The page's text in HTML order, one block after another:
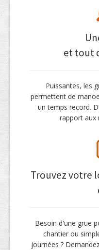
et tout
Puissantes, les
permettent de
un temps record.
rapport aux
Trouvez votre
Besoin d'une grue
chantier ou
journées ?